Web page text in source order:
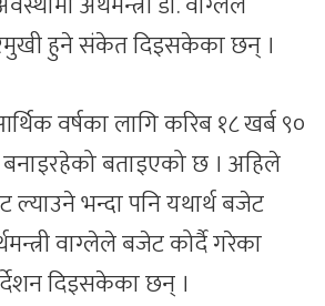
हुने संकेत दिइसकेका छन् ।
वर्षका लागि करिब १८ खर्ब ९०
बताइएको छ । अहिले
भन्दा पनि यथार्थ बजेट
वाग्लेले बजेट कोर्दै गरेका
दिइसकेका छन् ।